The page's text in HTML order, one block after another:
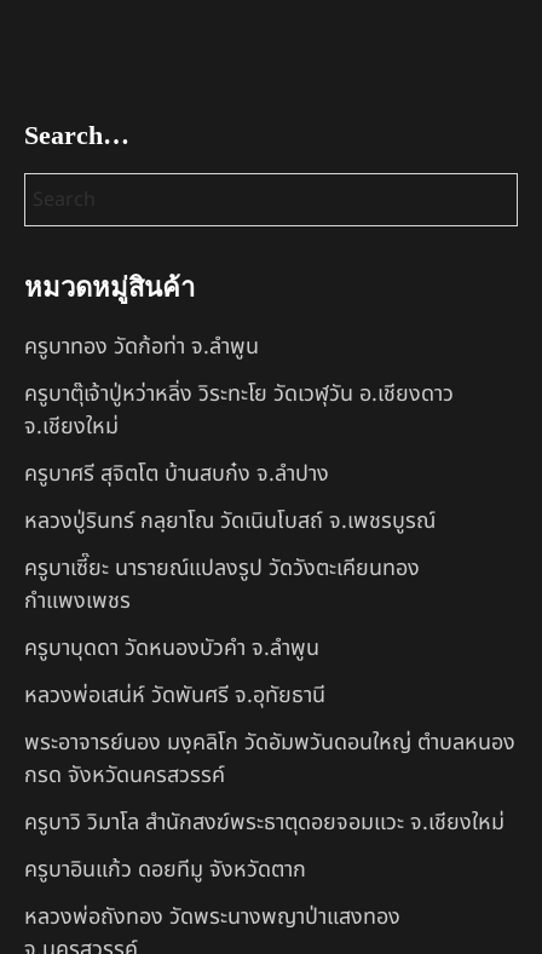
Search…
หมวดหมู่สินค้า
ครูบาทอง วัดก้อท่า จ.ลำพูน
ครูบาตุ๊เจ้าปู่หว่าหลิ่ง วิระทะโย วัดเวฬุวัน อ.เชียงดาว
จ.เชียงใหม่
ครูบาศรี สุจิตโต บ้านสบก๋ง จ.ลำปาง
หลวงปู่รินทร์ กลฺยาโณ วัดเนินโบสถ์ จ.เพชรบูรณ์
ครูบาเซี๊ยะ นารายณ์แปลงรูป วัดวังตะเคียนทอง
กำแพงเพชร
ครูบาบุดดา วัดหนองบัวคํา จ.ลําพูน
หลวงพ่อเสน่ห์ วัดพันศรี จ.อุทัยธานี
พระอาจารย์นอง มงฺคลิโก วัดอัมพวันดอนใหญ่ ตำบลหนอง
กรด จังหวัดนครสวรรค์
ครูบาวิ วิมาโล สำนักสงฆ์พระธาตุดอยจอมแวะ จ.เชียงใหม่
ครูบาอินแก้ว ดอยทีมู จังหวัดตาก
หลวงพ่อถังทอง วัดพระนางพญาป่าแสงทอง